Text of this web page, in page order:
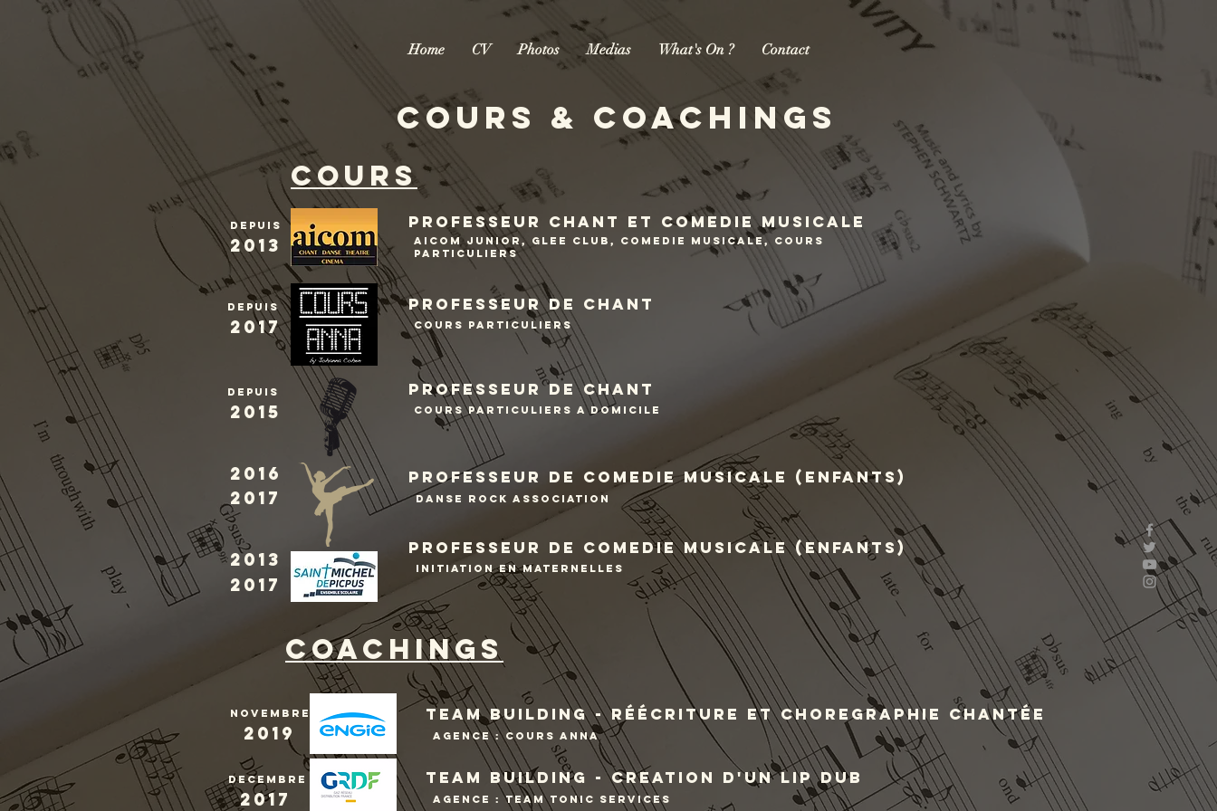
Home CV Photos Medias What's On ? Contact
cours & coachings
cours
Depuis
2013
depuis
2017
depuis
2015
2016
2017
2013
2017
professeur chant et comedie musicale
AICOM JUNIOr, glee club, comedie musicale, cours
particuliers
professeur de chant
cours particuliers
professeur de chant
cours particuliers a domicile
professeur de comedie musicale (enfants)
danse rock association
professeur de comedie musicale (enfants)
initiation en maternelles
coachings
2019
NOVEMBRE
decembre
2017
team building - réécriture et choregraphie chantée
agence : cours anna
team building - creation d'un liP dub
agence : team tonic services